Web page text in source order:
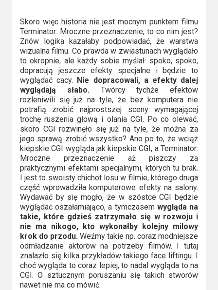
Skoro więc historia nie jest mocnym punktem filmu
Terminator: Mroczne przeznaczenie, to co nim jest?
Znów logika kazałaby podpowiadać, że warstwa
wizualna filmu. Co prawda w zwiastunach wyglądało
to okropnie, ale każdy sobie myślał: spoko, spoko,
dopracują jeszcze efekty specjalne i będzie to
wyglądać cacy. Nie dopracowali, a efekty dalej
wyglądają słabo. Twórcy tychże efektów
rozleniwili się już na tyle, że bez komputera nie
potrafią zrobić najprostszej sceny wymagającej
trochę ruszenia głową i olania CGI. Po co olewać,
skoro CGI rozwinęło się już na tyle, że można za
jego sprawą zrobić wszystko? Ano po to, że wciąż
kiepskie CGI wygląda jak kiepskie CGI, a Terminator:
Mroczne przeznaczenie aż piszczy za
praktycznymi efektami specjalnymi, których tu brak.
I jest to swoisty chichot losu w filmie, którego druga
część wprowadziła komputerowe efekty na salony.
Wydawać by się mogło, że w szóstce CGI będzie
wyglądać oszałamiająco, a tymczasem wygląda na
takie, które gdzieś zatrzymało się w rozwoju i
nie ma nikogo, kto wykonałby kolejny milowy
krok do przodu. Weźmy takie np. coraz modniejsze
odmładzanie aktorów na potrzeby filmów. I tutaj
znalazło się kilka przykładów takiego face liftingu. I
choć wygląda to coraz lepiej, to nadal wygląda to na
CGI. O sztucznym poruszaniu się takich stworów
nawet nie ma co mówić.